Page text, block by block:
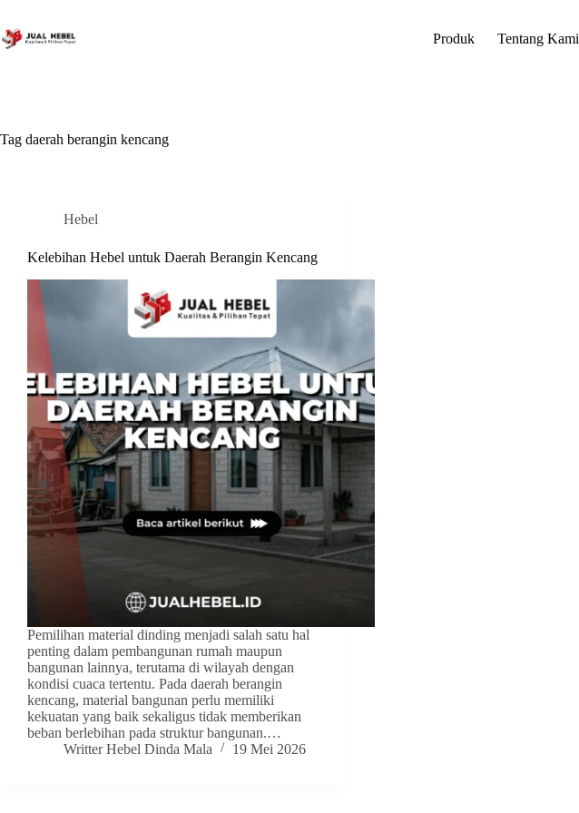
content
Produk Tentang Kami
Tag daerah berangin kencang
Hebel
Kelebihan Hebel untuk Daerah Berangin Kencang
Pemilihan material dinding menjadi salah satu hal
penting dalam pembangunan rumah maupun
bangunan lainnya, terutama di wilayah dengan
kondisi cuaca tertentu. Pada daerah berangin
kencang, material bangunan perlu memiliki
kekuatan yang baik sekaligus tidak memberikan
beban berlebihan pada struktur bangunan.…
Writter Hebel Dinda Mala
19 Mei 2026